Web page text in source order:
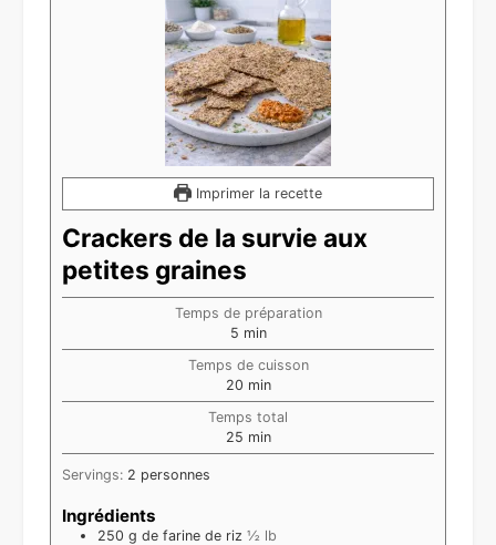
Imprimer la recette
Crackers de la survie aux
petites graines
Temps de préparation
5minutes
min
Temps de cuisson
20minutes
min
Temps total
25minutes
min
Servings: 2 personnes
Ingrédients
250 g de farine de riz ½ lb